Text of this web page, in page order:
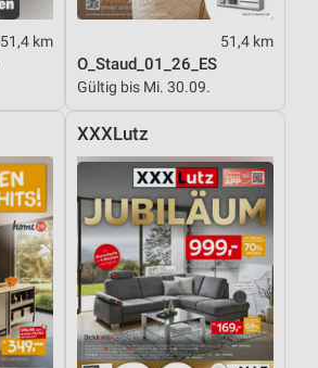
51,4 km 51,4 km
O_Staud_01_26_ES
Gültig bis Mi. 30.09.
XXXLutz